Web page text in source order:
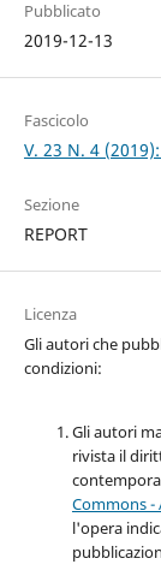
Pubblicato
2019-12-13
Fascicolo
V. 23 N. 4
Sezione
REPORT
Licenza
Gli autori che
condizioni:
Gli autori
rivista il
Commons
l'opera